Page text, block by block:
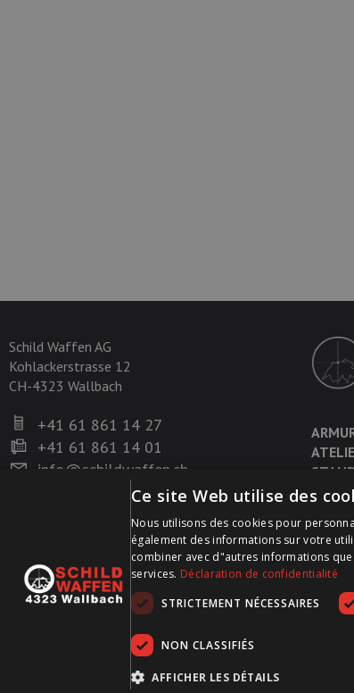
Schild Waffen AG
Kohlackerstrasse 12
CH-4323 Wallbach
+41 61 861 14 27
+41 61 861 14 01
info@schildwaffen.ch
Ce site Web utilise des
Nous utilisons des cookies pour
également des informations sur votre
combiner avec d"autres informations
services. Déclaration de confidentialité
STRICTEMENT NÉCESSAIRES
NON CLASSIFIÉS
AFFICHER LES DÉTAILS